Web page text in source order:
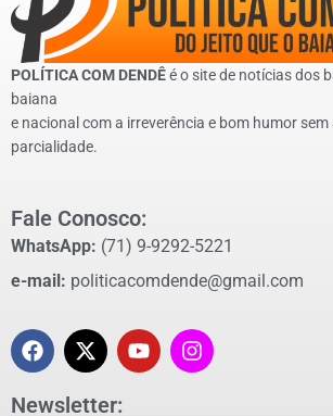
POLÍTICA COM DENDÊé o site de notícias dos
baiana
e nacional com a irreverência e bom humor
parcialidade.
Fale Conosco:
WhatsApp: (71) 9-9292-5221
e-mail: politicacomdende@gmail.com
Newsletter: